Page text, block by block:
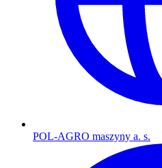
POL-AGRO maszyny a. s.